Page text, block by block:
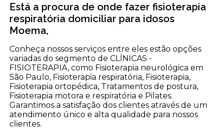
Está a procura de onde fazer fisioterapia
respiratória domiciliar para idosos
Moema,
Conheça nossos serviços entre eles estão opções
variadas do segmento de CLÍNICAS -
FISIOTERAPIA, como Fisioterapia neurológica em
São Paulo, Fisioterapia respiratória, Fisioterapia,
Fisioterapia ortopédica, Tratamentos de postura,
Fisioterapia motora e respiratória e Pilates.
Garantimos a satisfação dos clientes através de um
atendimento único e alta qualidade para nossos
clientes.